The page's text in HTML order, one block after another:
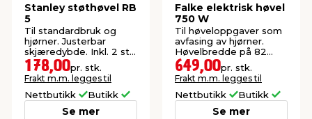
Stanley støthøvel RB
5
Til standardbruk og
hjørner. Justerbar
skjæredybde. Inkl. 2 stk.
blad.
178,00pr. stk.
Frakt m.m. legges til
Nettbutikk Butikk
Se mer
Falke elektrisk høvel
750 W
Til høveloppgaver som
avfasing av hjørner.
Høvelbredde på 82
mm.
649,00pr. stk.
Frakt m.m. legges til
Nettbutikk Butikk
Se mer